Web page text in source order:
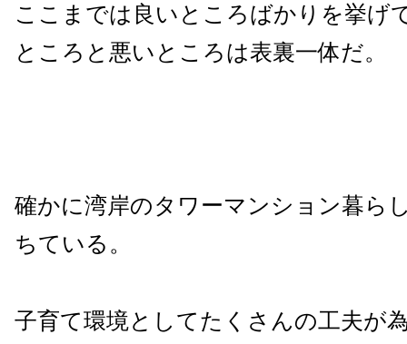
ここまでは良いところばかりを挙げ
ところと悪いところは表裏一体だ。
確かに湾岸のタワーマンション暮ら
ちている。
子育て環境としてたくさんの工夫が